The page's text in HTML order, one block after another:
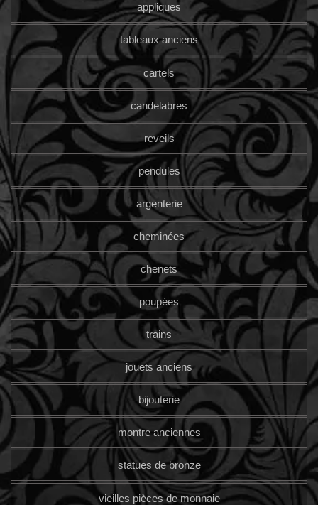
appliques
tableaux anciens
cartels
candelabres
reveils
pendules
argenterie
cheminées
chenets
poupées
trains
jouets anciens
bijouterie
montre anciennes
statues de bronze
vieilles pièces de monnaie